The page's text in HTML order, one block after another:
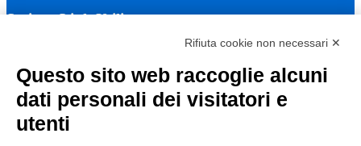
Sezione Link Utili
Informativa Privacy
Ufficio Relazioni con il Pubblico
Dichiarazione di accessibilità
Obiettivi di accessibilità
Rifiuta cookie non necessari ✕
Questo sito web raccoglie alcuni
dati personali dei visitatori e
utenti